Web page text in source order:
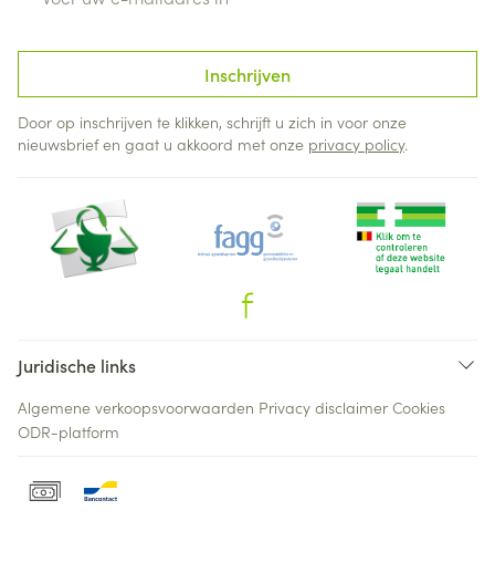
Inschrijven
Door op inschrijven te klikken, schrijft u zich in voor onze
nieuwsbrief en gaat u akkoord met onze privacy policy.
Juridische links
Algemene verkoopsvoorwaarden Privacy disclaimer Cookies
ODR-platform